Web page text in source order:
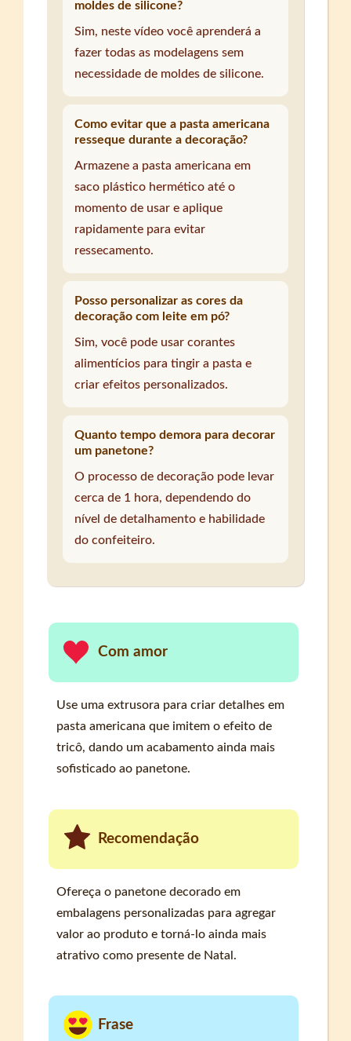
moldes de silicone?
Sim, neste vídeo você aprenderá a
fazer todas as modelagens sem
necessidade de moldes de silicone.
Como evitar que a pasta americana
resseque durante a decoração?
Armazene a pasta americana em
saco plástico hermético até o
momento de usar e aplique
rapidamente para evitar
ressecamento.
Posso personalizar as cores da
decoração com leite em pó?
Sim, você pode usar corantes
alimentícios para tingir a pasta e
criar efeitos personalizados.
Quanto tempo demora para decorar
um panetone?
O processo de decoração pode levar
cerca de 1 hora, dependendo do
nível de detalhamento e habilidade
do confeiteiro.
Com amor
Use uma extrusora para criar detalhes em
pasta americana que imitem o efeito de
tricô, dando um acabamento ainda mais
sofisticado ao panetone.
Recomendação
Ofereça o panetone decorado em
embalagens personalizadas para agregar
valor ao produto e torná-lo ainda mais
atrativo como presente de Natal.
Frase